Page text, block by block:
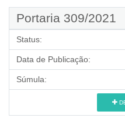
Portaria 309/2021
Status:
Data de Publicação:
Súmula: